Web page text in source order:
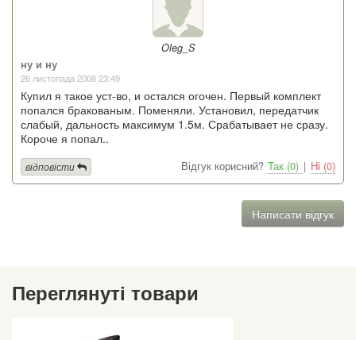
Oleg_S
ну и ну
26 листопада 2008 23:49
Купил я такое уст-во, и остался огочен. Первый комплект
попался бракованым. Поменяли. Установил, передатчик
слабый, дальность максимум 1.5м. Срабатывает не сразу.
Короче я попал..
Відгук корисний? Так (0) | Ні (0)
відповісти
Написати відгук
Переглянуті товари